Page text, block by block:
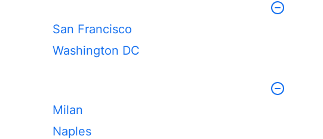
San Francisco
Washington DC
Milan
Naples